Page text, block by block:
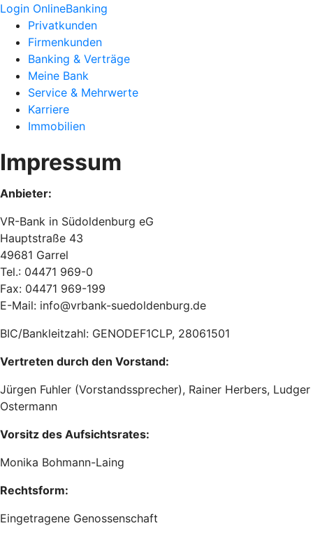
Login OnlineBanking
Privatkunden
Firmenkunden
Banking & Verträge
Meine Bank
Service & Mehrwerte
Karriere
Immobilien
Impressum
Anbieter:
VR-Bank in Südoldenburg eG
Hauptstraße 43
49681 Garrel
Tel.: 04471 969-0
Fax: 04471 969-199
E-Mail: info@vrbank-suedoldenburg.de
BIC/Bankleitzahl: GENODEF1CLP, 28061501
Vertreten durch den Vorstand:
Jürgen Fuhler (Vorstandssprecher), Rainer Herbers, Ludger
Ostermann
Vorsitz des Aufsichtsrates:
Monika Bohmann-Laing
Rechtsform:
Eingetragene Genossenschaft